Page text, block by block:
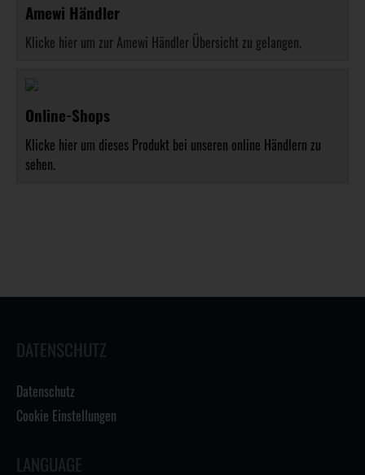
Amewi Händler
Klicke hier um zur Amewi Händler Übersicht zu gelangen.
Online-Shops
Klicke hier um dieses Produkt bei unseren online Händlern zu
sehen.
DATENSCHUTZ
Datenschutz
Cookie Einstellungen
LANGUAGE